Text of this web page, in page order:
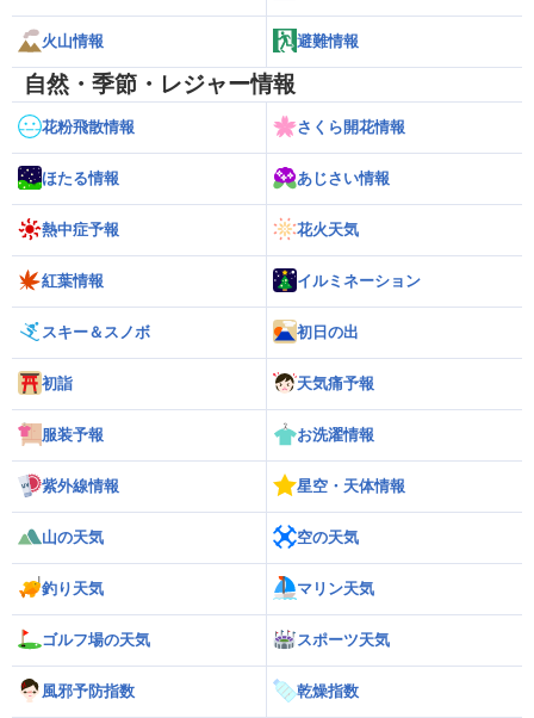
火山情報 避難情報
自然・季節・レジャー情報
花粉飛散情報 さくら開花情報
ほたる情報 あじさい情報
熱中症予報 花火天気
紅葉情報 イルミネーション
スキー＆スノボ 初日の出
初詣 天気痛予報
服装予報 お洗濯情報
紫外線情報 星空・天体情報
山の天気 空の天気
釣り天気 マリン天気
ゴルフ場の天気 スポーツ天気
風邪予防指数 乾燥指数